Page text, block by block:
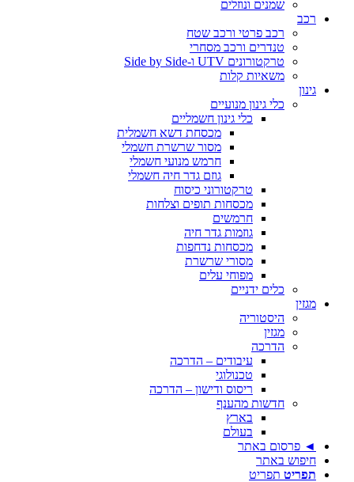
שמנים ונוזלים
רכב
רכב פרטי ורכב שטח
טנדרים ורכב מסחרי
טרקטורונים UTV ו-Side by Side
משאיות קלות
גינון
כלי גינון מנועיים
כלי גינון חשמליים
מכסחת דשא חשמלית
מסור שרשרת חשמלי
חרמש מנועי חשמלי
גוזם גדר חיה חשמלי
טרקטורוני כיסוח
מכסחות תופים וצלחות
חרמשים
גוזמות גדר חיה
מכסחות נדחפות
מסורי שרשרת
מפוחי עלים
כלים ידניים
מגזין
היסטוריה
מגזין
הדרכה
עיבודים – הדרכה
טכנולוגי
ריסוס ודישון – הדרכה
חדשות מהענף
בארץ
בעולם
◄ פרסום באתר
חיפוש באתר
תפריט תפריט